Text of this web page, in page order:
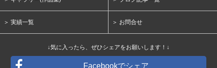
＞ 実績一覧 ＞ お問合せ
↓気に入ったら、ぜひシェアをお願いします！↓
Facebookでシェア